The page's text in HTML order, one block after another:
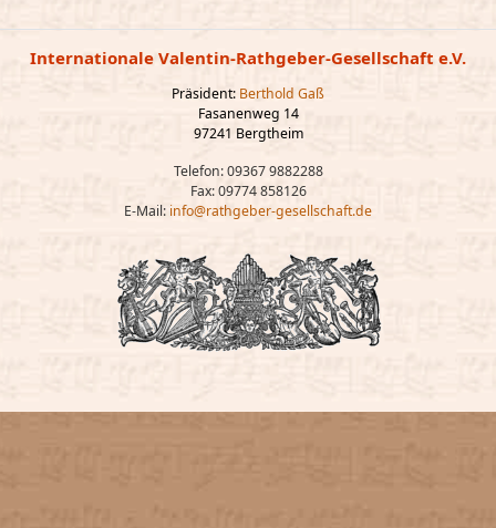
Internationale Valentin-Rathgeber-Gesellschaft e.V.
Präsident: Berthold Gaß
Fasanenweg 14
97241 Bergtheim
Telefon: 09367 9882288
Fax: 09774 858126
E-Mail: info@rathgeber-gesellschaft.de